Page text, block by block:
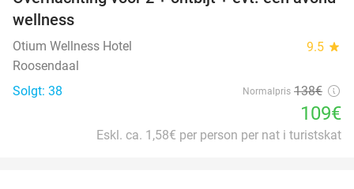
wellness
Otium Wellness Hotel 9.5 star
Roosendaal
Solgt: 38
Normalpris 138€
109€
Eskl. ca. 1,58€ per person per nat i turistskat